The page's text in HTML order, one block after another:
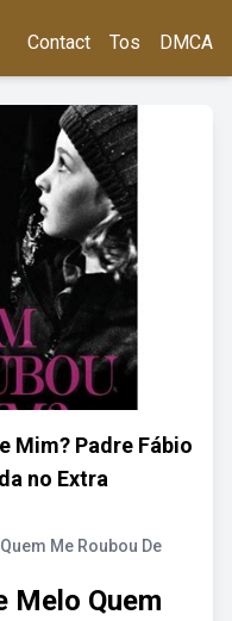
Contact Tos DMCA
Mim? Padre Fábio
no Extra
Me Roubou De
Melo Quem